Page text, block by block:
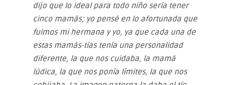
dijo que lo ideal para todo niño sería tener
cinco mamás; yo pensé en lo afortunada que
fuimos mi hermana y yo, ya que cada una de
estas mamás-tías tenía una personalidad
diferente, la que nos cuidaba, la mamá
lúdica, la que nos ponía límites, la que nos